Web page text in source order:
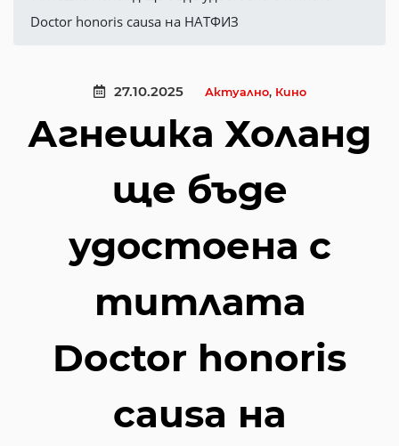
Doctor honoris causa на НАТФИЗ
27.10.2025 Актуално, Кино
Агнешка Холанд
ще бъде
удостоена с
титлата
Doctor honoris
causa на